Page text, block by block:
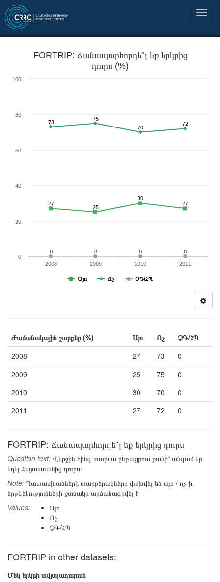
FORTRIP: Ճանապարհորդե՞լ եք երկրից
դուրս (%)
0 0 0 0
73
75
70
72
27
25
30
27
Այո Ոչ ՉԳ/ՀՊ
2008 2009 2010 2011
0
20
40
60
80
100
Ժամանակային շարքեր (%) Այո Ոչ
ՉԳ/ՀՊ
2008
27 73
0
2009
25 75
0
2010
30 70
0
2011
27 72 0
FORTRIP: Ճանապարհորդե՞լ եք երկրից դուրս
Question text: Վերջին հինգ տարվա ընթացքում քանի՞ անգամ եք
եղել Հայաստանից դուրս։
Note: Պատասխանների տարբերակները փոխվել են այո / ոչ-ի․
երթևեկությունների քանակը արձանագրվել է
Values:
Այո
Ոչ
ՉԳ/ՀՊ
FORTRIP in other datasets:
Մեկ երկրի տվյալադարան